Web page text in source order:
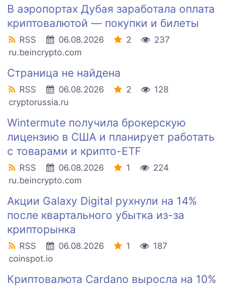
В аэропортах Дубая заработала оплата
криптовалютой — покупки и билеты
RSS 06.08.2026 2
237
ru.beincrypto.com
Страница не найдена
RSS 06.08.2026 2
128
cryptorussia.ru
Wintermute получила брокерскую
лицензию в США и планирует работать
с товарами и крипто-ETF
RSS 06.08.2026 1
224
ru.beincrypto.com
Акции Galaxy Digital рухнули на 14%
после квартального убытка из-за
крипторынка
RSS 06.08.2026 1
187
coinspot.io
Криптовалюта Cardano выросла на 10%